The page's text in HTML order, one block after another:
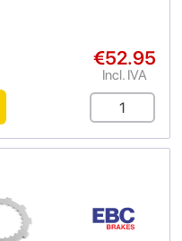
€52.95
Incl. IVA